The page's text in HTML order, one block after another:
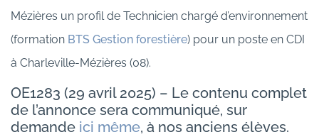
Mézières un profil de Technicien chargé d’environnement
(formation BTS Gestion forestière) pour un poste en CDI
à Charleville-Mézières (08).
OE1283 (29 avril 2025) – Le contenu complet
de l’annonce sera communiqué, sur
demande ici même, à nos anciens élèves.